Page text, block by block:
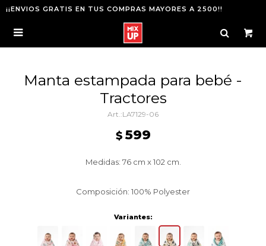
¡¡ENVIOS GRATIS EN TUS COMPRAS MAYORES A 2500!!

Manta estampada para bebé -
Tractores
LA7129-06
$ 599
Medidas: 76 cm x 102 cm.
Composición: 100% Polyester
Variantes: